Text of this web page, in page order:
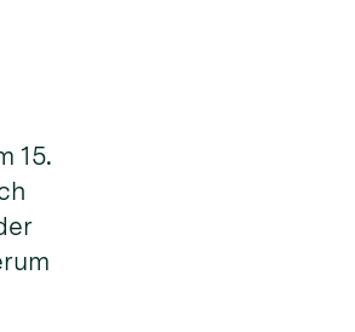
15.